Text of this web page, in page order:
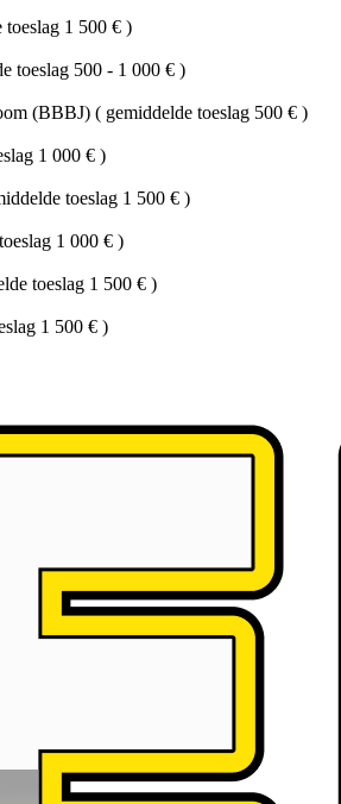
toeslag 1 500 € )
toeslag 500 - 1 000 € )
(BBBJ) ( gemiddelde toeslag 500 € )
1 000 € )
toeslag 1 500 € )
1 000 € )
toeslag 1 500 € )
1 500 € )